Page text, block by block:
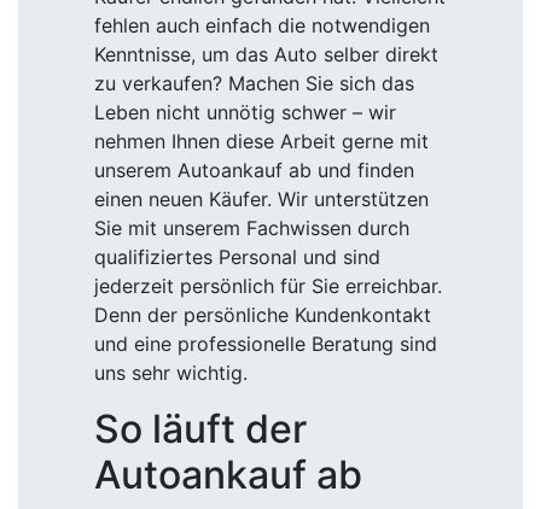
fehlen auch einfach die notwendigen
Kenntnisse, um das Auto selber direkt
zu verkaufen? Machen Sie sich das
Leben nicht unnötig schwer – wir
nehmen Ihnen diese Arbeit gerne mit
unserem Autoankauf ab und finden
einen neuen Käufer. Wir unterstützen
Sie mit unserem Fachwissen durch
qualifiziertes Personal und sind
jederzeit persönlich für Sie erreichbar.
Denn der persönliche Kundenkontakt
und eine professionelle Beratung sind
uns sehr wichtig.
So läuft der
Autoankauf ab